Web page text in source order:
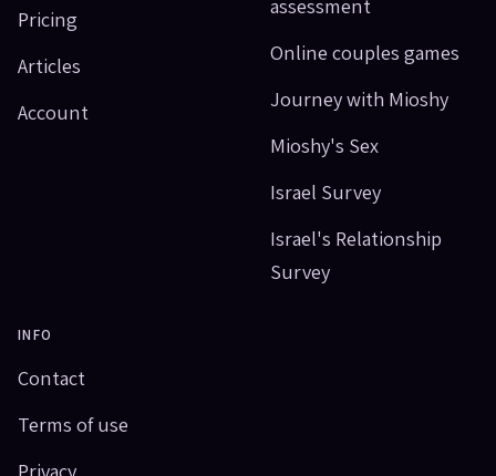
Pricing
Articles
Account
assessment
Online couples games
Journey with Mioshy
Mioshy's Sex
Israel Survey
Israel's Relationship
Survey
INFO
Contact
Terms of use
Privacy